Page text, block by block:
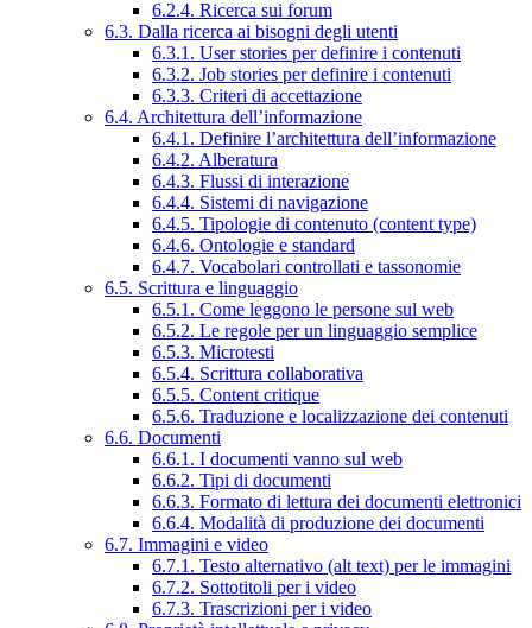
6.2.4. Ricerca sui forum
6.3. Dalla ricerca ai bisogni degli utenti
6.3.1. User stories per definire i contenuti
6.3.2. Job stories per definire i contenuti
6.3.3. Criteri di accettazione
6.4. Architettura dell’informazione
6.4.1. Definire l’architettura dell’informazione
6.4.2. Alberatura
6.4.3. Flussi di interazione
6.4.4. Sistemi di navigazione
6.4.5. Tipologie di contenuto (content type)
6.4.6. Ontologie e standard
6.4.7. Vocabolari controllati e tassonomie
6.5. Scrittura e linguaggio
6.5.1. Come leggono le persone sul web
6.5.2. Le regole per un linguaggio semplice
6.5.3. Microtesti
6.5.4. Scrittura collaborativa
6.5.5. Content critique
6.5.6. Traduzione e localizzazione dei contenuti
6.6. Documenti
6.6.1. I documenti vanno sul web
6.6.2. Tipi di documenti
6.6.3. Formato di lettura dei documenti elettronici
6.6.4. Modalità di produzione dei documenti
6.7. Immagini e video
6.7.1. Testo alternativo (alt text) per le immagini
6.7.2. Sottotitoli per i video
6.7.3. Trascrizioni per i video